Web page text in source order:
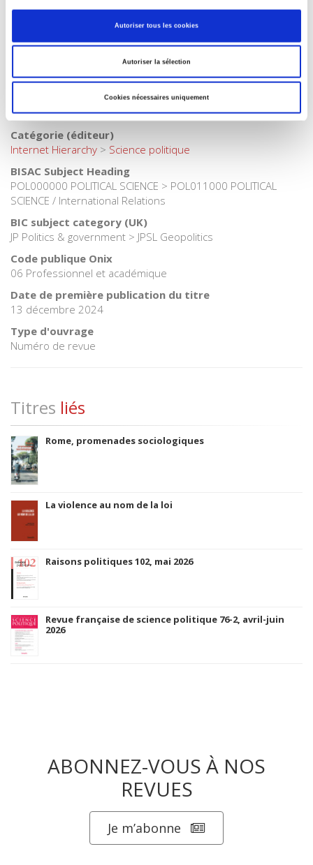
Autoriser tous les cookies
Autoriser la sélection
Cookies nécessaires uniquement
Internet Hierarchy>Europe
Internet Hierarchy>International
Catégorie (éditeur)
Internet Hierarchy>Politique
Catégorie (éditeur)
Internet Hierarchy > Science politique
BISAC Subject Heading
POL000000 POLITICAL SCIENCE > POL011000 POLITICAL
SCIENCE / International Relations
BIC subject category (UK)
JP Politics & government > JPSL Geopolitics
Code publique Onix
06 Professionnel et académique
Date de première publication du titre
13 décembre 2024
Type d'ouvrage
Numéro de revue
Titres liés
Rome, promenades sociologiques
La violence au nom de la loi
Raisons politiques 102, mai 2026
Revue française de science politique 76-2, avril-juin
2026
ABONNEZ-VOUS À NOS
REVUES
Je m’abonne